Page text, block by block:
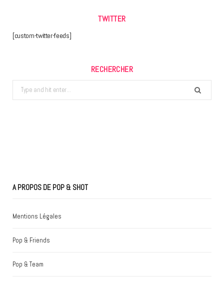
TWITTER
[custom-twitter-feeds]
RECHERCHER
Search
for:
A PROPOS DE POP & SHOT
Mentions Légales
Pop & Friends
Pop & Team